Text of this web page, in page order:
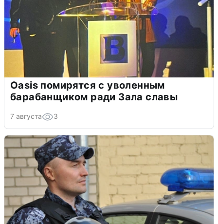
Oasis помирятся с уволенным
барабанщиком ради Зала славы
7 августа 3